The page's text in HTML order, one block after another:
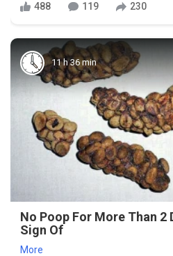
488 119 230
11 h 36 min
No Poop For More Than 2
Sign Of
More